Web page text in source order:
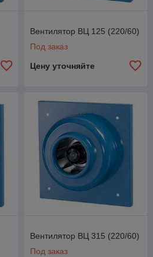
Вентилятор ВЦ 125 (220/60)
Под заказ
Цену уточняйте
Вентилятор ВЦ 315 (220/60)
Под заказ